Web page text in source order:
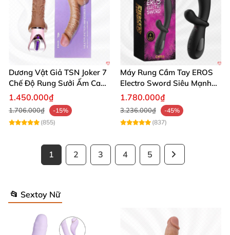
Dương Vật Giả TSN Joker 7
Chế Độ Rung Sưởi Ấm Cao
Cấp
1.450.000₫
1.706.000₫
-15%
(855)
Máy Rung Cầm Tay EROS
Electro Sword Siêu Mạnh
Giúp Thư Giãn
1.780.000₫
3.236.000₫
-45%
(837)
1 2 3 4 5
📂 Sextoy Nữ